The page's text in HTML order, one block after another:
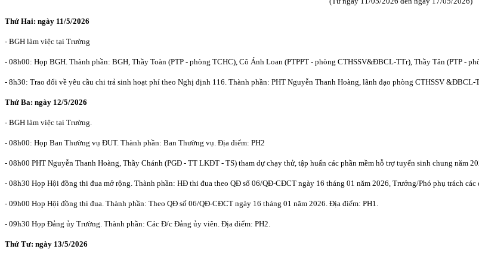
Thứ Hai: ngày 11/5/2026
- BGH làm việc tại Trường
- 08h00: Họp BGH. Thành phần: BGH, Thầy Toàn (PTP - phòng TCHC), Cô Ánh Loan (PTPPT - phòng CTHSSV&ĐBCL-TTr), Thầy Tân (PTP -
- 8h30: Trao đổi về yêu cầu chi trả sinh hoạt phí theo Nghị định 116. Thành phần: PHT Nguyễn Thanh Hoàng, lãnh đạo phòng CTHSSV
Thứ Ba: ngày 12/5/2026
- BGH làm việc tại Trường.
- 08h00: Họp Ban Thường vụ ĐUT. Thành phần: Ban Thường vụ. Địa điểm: PH2
- 08h00 PHT Nguyễn Thanh Hoàng, Thầy Chánh (PGĐ - TT LKĐT - TS) tham dự chạy thử, tập huấn các phần mềm hỗ trợ tuyển sinh chung năm
- 08h30 Họp Hội đồng thi đua mở rộng. Thành phần: HĐ thi đua theo QĐ số 06/QĐ-CĐCT ngày 16 tháng 01 năm 2026, Trưởng/Phó phụ trách
- 09h00 Họp Hội đồng thi đua. Thành phần: Theo QĐ số 06/QĐ-CĐCT ngày 16 tháng 01 năm 2026. Địa điểm: PH1.
- 09h30 Họp Đảng ủy Trường. Thành phần: Các Đ/c Đảng ủy viên. Địa điểm: PH2.
Thứ Tư: ngày 13/5/2026